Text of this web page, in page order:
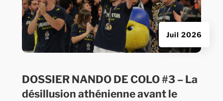
DOSSIER NANDO DE COLO #3 – La
désillusion athénienne avant le
Juil 2026